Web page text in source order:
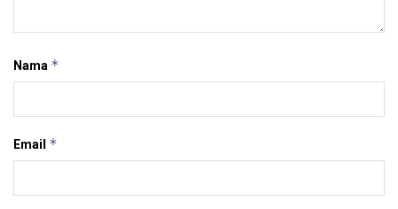
Nama *
Email *